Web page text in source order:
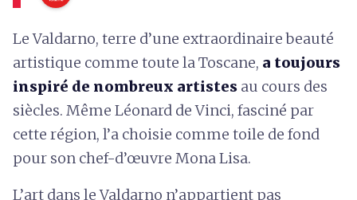
Le Valdarno, terre d’une extraordinaire beauté
artistique comme toute la Toscane, a toujours
inspiré de nombreux artistes au cours des
siècles. Même Léonard de Vinci, fasciné par
cette région, l’a choisie comme toile de fond
pour son chef-d’œuvre Mona Lisa.
L’art dans le Valdarno n’appartient pas